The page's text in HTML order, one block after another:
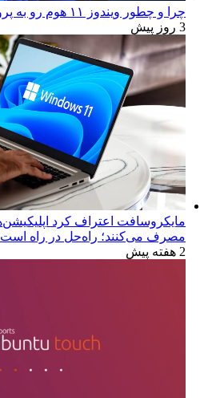
چرا و چطور ویندوز ۱۱ هوم رو به پرو آپگرید کنیم؟
3 روز پیش
مصرف می‌کنند؛ راه‌حل در راه است
2 هفته پیش